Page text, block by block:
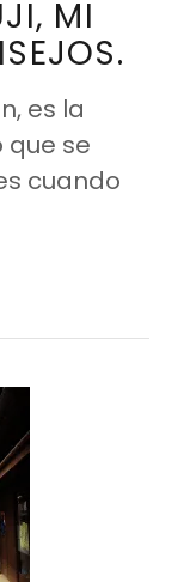
MI
es la
se
cuando